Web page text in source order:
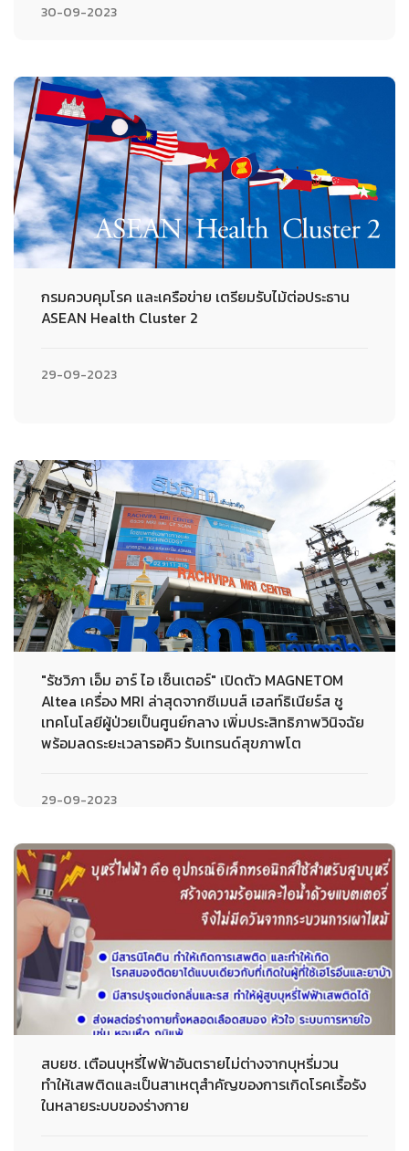
30-09-2023
กรมควบคุมโรค และเครือข่าย เตรียมรับไม้ต่อประธาน
ASEAN Health Cluster 2
29-09-2023
"รัชวิภา เอ็ม อาร์ ไอ เซ็นเตอร์" เปิดตัว MAGNETOM
Altea เครื่อง MRI ล่าสุดจากซีเมนส์ เฮลท์ธิเนียร์ส ชู
เทคโนโลยีผู้ป่วยเป็นศูนย์กลาง เพิ่มประสิทธิภาพวินิจฉัย
พร้อมลดระยะเวลารอคิว รับเทรนด์สุขภาพโต
29-09-2023
สบยช. เตือนบุหรี่ไฟฟ้าอันตรายไม่ต่างจากบุหรี่มวน
ทำให้เสพติดและเป็นสาเหตุสำคัญของการเกิดโรคเรื้อรัง
ในหลายระบบของร่างกาย